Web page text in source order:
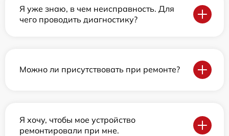
Я уже знаю, в чем неисправность. Для
чего проводить диагностику?
Можно ли присутствовать при ремонте?
Я хочу, чтобы мое устройство
ремонтировали при мне.